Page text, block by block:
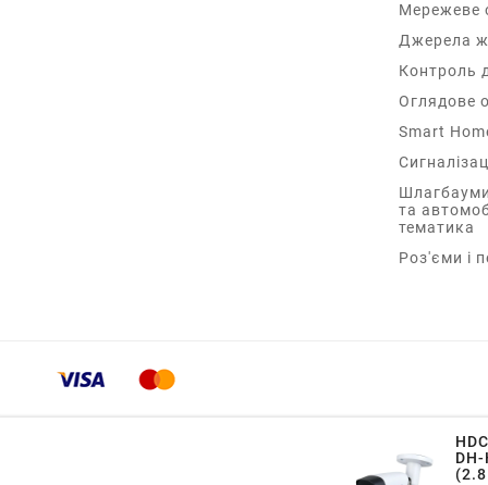
Мережеве
Джерела
Контроль
Оглядове
Smart
та
тематика
Роз'єми і